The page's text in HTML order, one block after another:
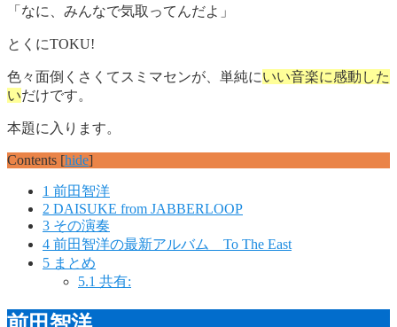
「なに、みんなで気取ってんだよ」
とくにTOKU!
色々面倒くさくてスミマセンが、単純にいい音楽に感動した
いだけです。
本題に入ります。
Contents [hide]
1 前田智洋
2 DAISUKE from JABBERLOOP
3 その演奏
4 前田智洋の最新アルバム To The East
5 まとめ
5.1 共有: